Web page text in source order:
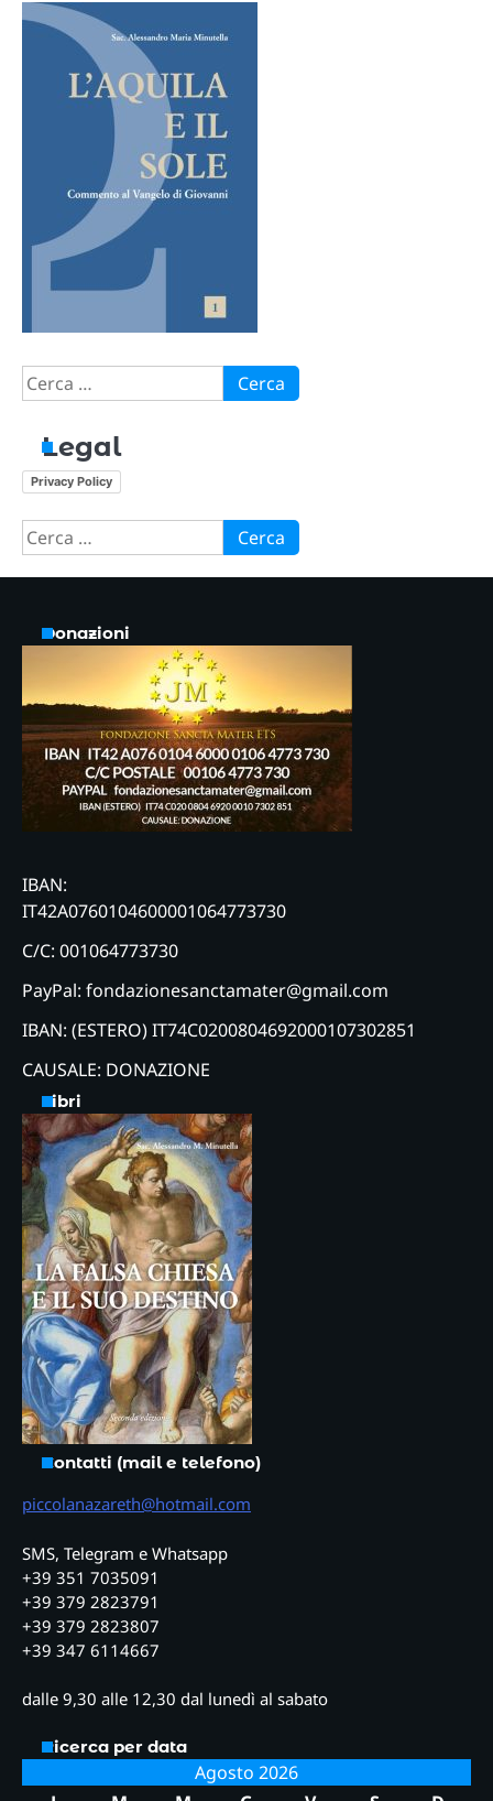
Ricerca
per:
Legal
Privacy Policy
Ricerca
per:
Donazioni
IBAN:
IT42A0760104600001064773730
C/C: 001064773730
PayPal: fondazionesanctamater@gmail.com
IBAN: (ESTERO) IT74C0200804692000107302851
CAUSALE: DONAZIONE
Libri
Contatti (mail e telefono)
piccolanazareth@hotmail.com
SMS, Telegram e Whatsapp
+39 351 7035091
+39 379 2823791
+39 379 2823807
+39 347 6114667
dalle 9,30 alle 12,30 dal lunedì al sabato
Ricerca per data
Agosto 2026